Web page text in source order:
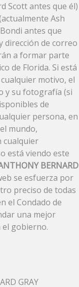
Scott antes que él)
Ash
antes que
dirección de correo
a formar parte
de Florida. Si está
motivo, el
y su fotografía (si
de
persona, en
mundo,
cualquier
está viendo este
BERNARD
se esfuerza por
preciso de todas
el Condado de
una mejor
gobierno.
GRAY